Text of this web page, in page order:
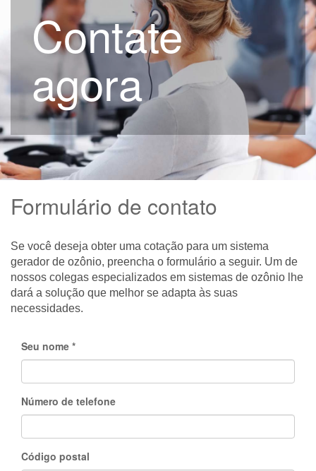
Contate
agora
Formulário de contato
Se você deseja obter uma cotação para um sistema
gerador de ozônio, preencha o formulário a seguir. Um de
nossos colegas especializados em sistemas de ozônio lhe
dará a solução que melhor se adapta às suas
necessidades.
Seu nome
Número de telefone
Código postal